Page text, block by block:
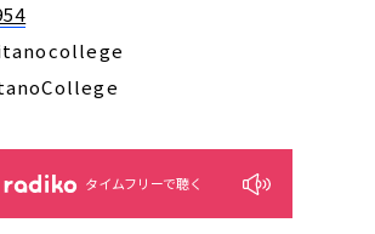
タイムフリーで聴く